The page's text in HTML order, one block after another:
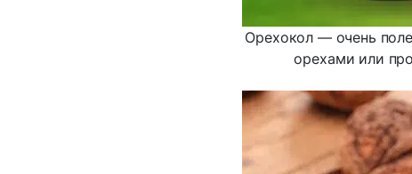
Орехокол — очень
орехами или